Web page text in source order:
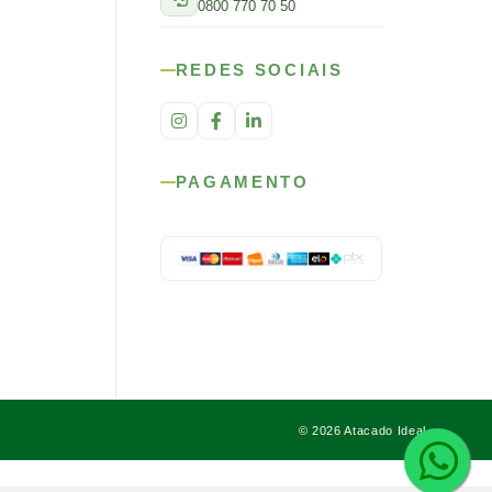
0800 770 70 50
REDES SOCIAIS
PAGAMENTO
© 2026 Atacado Ideal